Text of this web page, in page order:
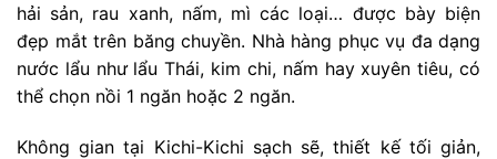
hải sản, rau xanh, nấm, mì các loại… được bày biện
đẹp mắt trên băng chuyền. Nhà hàng phục vụ đa dạng
nước lẩu như lẩu Thái, kim chi, nấm hay xuyên tiêu, có
thể chọn nồi 1 ngăn hoặc 2 ngăn.
Không gian tại Kichi-Kichi sạch sẽ, thiết kế tối giản,